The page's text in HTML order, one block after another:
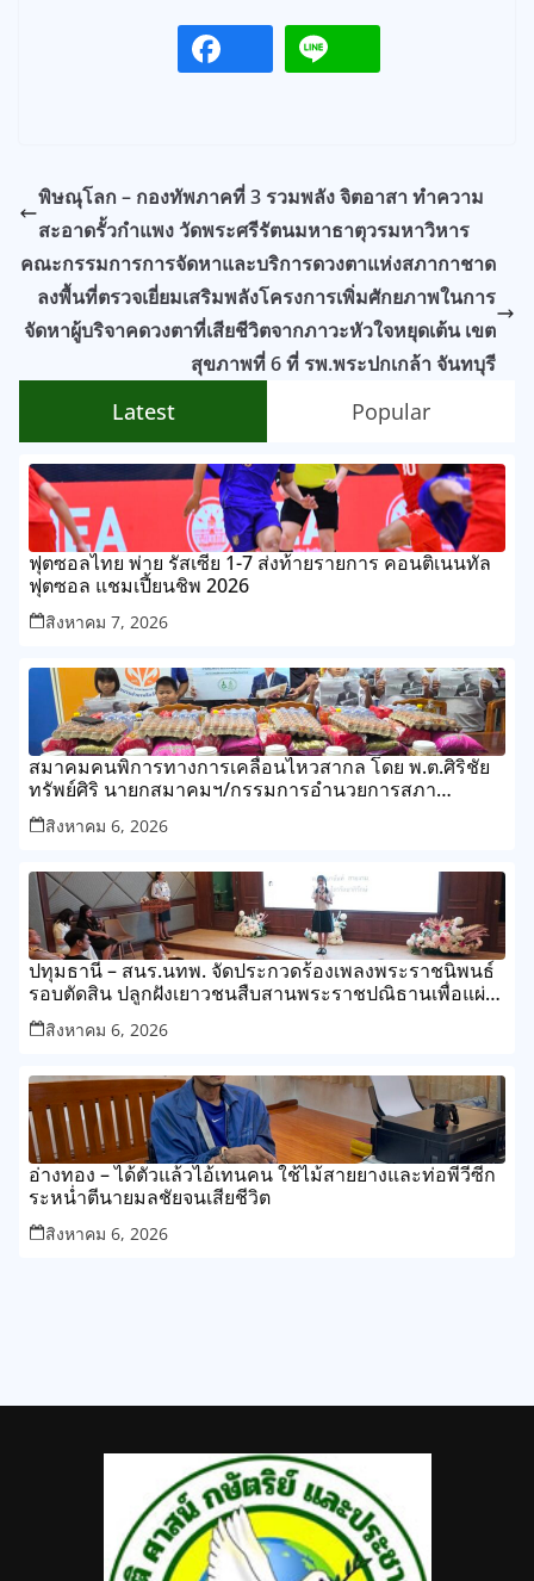
พิษณุโลก – กองทัพภาคที่ 3 รวมพลัง จิตอาสา ทำความ
สะอาดรั้วกำแพง วัดพระศรีรัตนมหาธาตุวรมหาวิหาร
คณะกรรมการการจัดหาและบริการดวงตาแห่งสภากาชาด
ลงพื้นที่ตรวจเยี่ยมเสริมพลังโครงการเพิ่มศักยภาพในการ
จัดหาผู้บริจาคดวงตาที่เสียชีวิตจากภาวะหัวใจหยุดเต้น เขต
สุขภาพที่ 6 ที่ รพ.พระปกเกล้า จันทบุรี
Latest Popular
ฟุตซอลไทย พ่าย รัสเซีย 1-7 ส่งท้ายรายการ คอนติเนนทัล
ฟุตซอล แชมเปี้ยนชิพ 2026
สิงหาคม 7, 2026
สมาคมคนพิการทางการเคลื่อนไหวสากล โดย พ.ต.ศิริชัย
ทรัพย์ศิริ นายกสมาคมฯ/กรรมการอำนวยการสภา
สังคมสงเคราะห์แห่งประเทศไทย
สิงหาคม 6, 2026
ปทุมธานี – สนร.นทพ. จัดประกวดร้องเพลงพระราชนิพนธ์
รอบตัดสิน ปลูกฝังเยาวชนสืบสานพระราชปณิธานเพื่อแผ่น
ดิน
สิงหาคม 6, 2026
อ่างทอง – ได้ตัวแล้วไอ้เทนคน ใช้ไม้สายยางและท่อพีวีซีก
ระหน่ำตีนายมลชัยจนเสียชีวิต
สิงหาคม 6, 2026